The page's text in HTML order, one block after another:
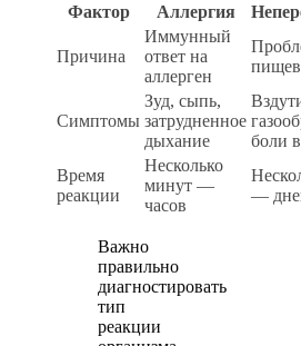
Фактор Аллергия
Причина
Иммунный
ответ на
аллерген
Симптомы
Зуд, сыпь,
затрудненное
дыхание
боли
Время
реакции
Несколько
минут —
часов
—
Важно
правильно
диагностировать
тип
реакции